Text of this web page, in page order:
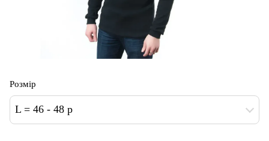
Розмір
L = 46 - 48 р